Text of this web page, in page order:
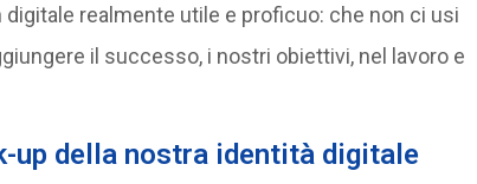
realmente utile e proficuo: che non ci usi
il successo, i nostri obiettivi, nel lavoro e
della nostra identità digitale